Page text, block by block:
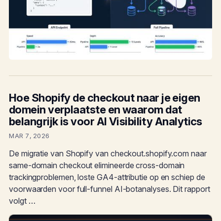
Hoe Shopify de checkout naar je eigen
domein verplaatste en waarom dat
belangrijk is voor AI Visibility Analytics
MAR 7, 2026
De migratie van Shopify van checkout.shopify.com naar
same-domain checkout elimineerde cross-domain
trackingproblemen, loste GA4-attributie op en schiep de
voorwaarden voor full-funnel AI-botanalyses. Dit rapport
volgt …